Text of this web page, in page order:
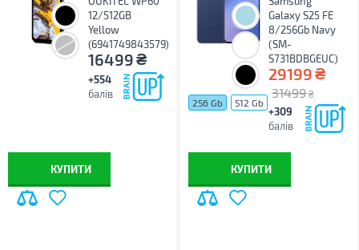
12/512GB
Yellow
(6941749843579)
16499₴
+554
балів
КУПИТИ
Galaxy S25 FE
8/256Gb Navy
(SM-
S731BDBGEUC)
29199₴
31499 ₴
+309
балів
256 Gb 512 Gb
КУПИТИ